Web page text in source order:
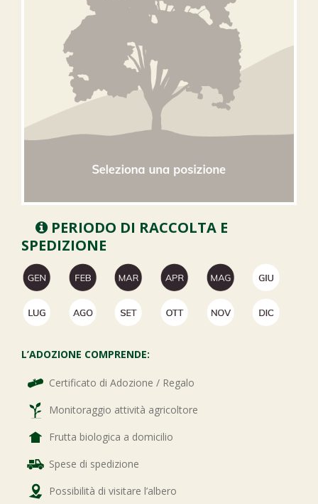
PERIODO DI RACCOLTA E
SPEDIZIONE
L’ADOZIONE COMPRENDE:
Certificato di Adozione / Regalo
Monitoraggio attività agricoltore
Frutta biologica a domicilio
Spese di spedizione
Possibilità di visitare l’albero